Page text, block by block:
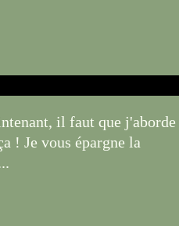
il faut que j'aborde
! Je vous épargne la